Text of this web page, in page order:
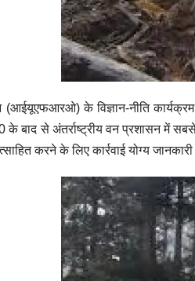
(आईयूएफआरओ)के विज्ञान-नीति
बाद से अंतर्राष्ट्रीय वन प्रशासन में सबसे
करने के लिए कार्रवाई योग्य